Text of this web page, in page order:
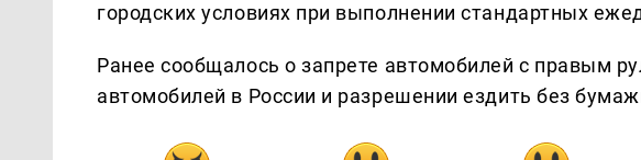
городских условиях при выполнении стандартных
Ранее сообщалось о запрете автомобилей с правым
автомобилей в России и разрешении ездить без